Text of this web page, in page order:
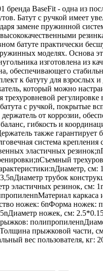
бренда BaseFit - одна из
Батут с ручкой имеет
замене пружинной
батуте практически
моделях. Основа
изготовлена из
обеспечивающего
к батуту для взрослых и
который можно
трехуровневой
с ручкой, покрытые
от коррозии,
гибкость и
также гарантирует
система
эластичных
см:
трубок
эластичных резинок, см:
каркаса
ножек: 6nФорма ножек:
ножек, см:
прыжковой части,
вес пользователя, кг: